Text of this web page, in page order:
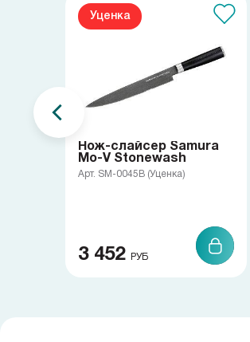
Уценка
Нож-слайсер Samura
Mo-V Stonewash
Арт. SM-0045B (Уценка)
3 452 РУБ